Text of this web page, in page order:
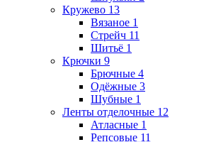
Кружево 13
Вязаное 1
Стрейч 11
Шитьё 1
Крючки 9
Брючные 4
Одёжные 3
Шубные 1
Ленты отделочные 12
Атласные 1
Репсовые 11